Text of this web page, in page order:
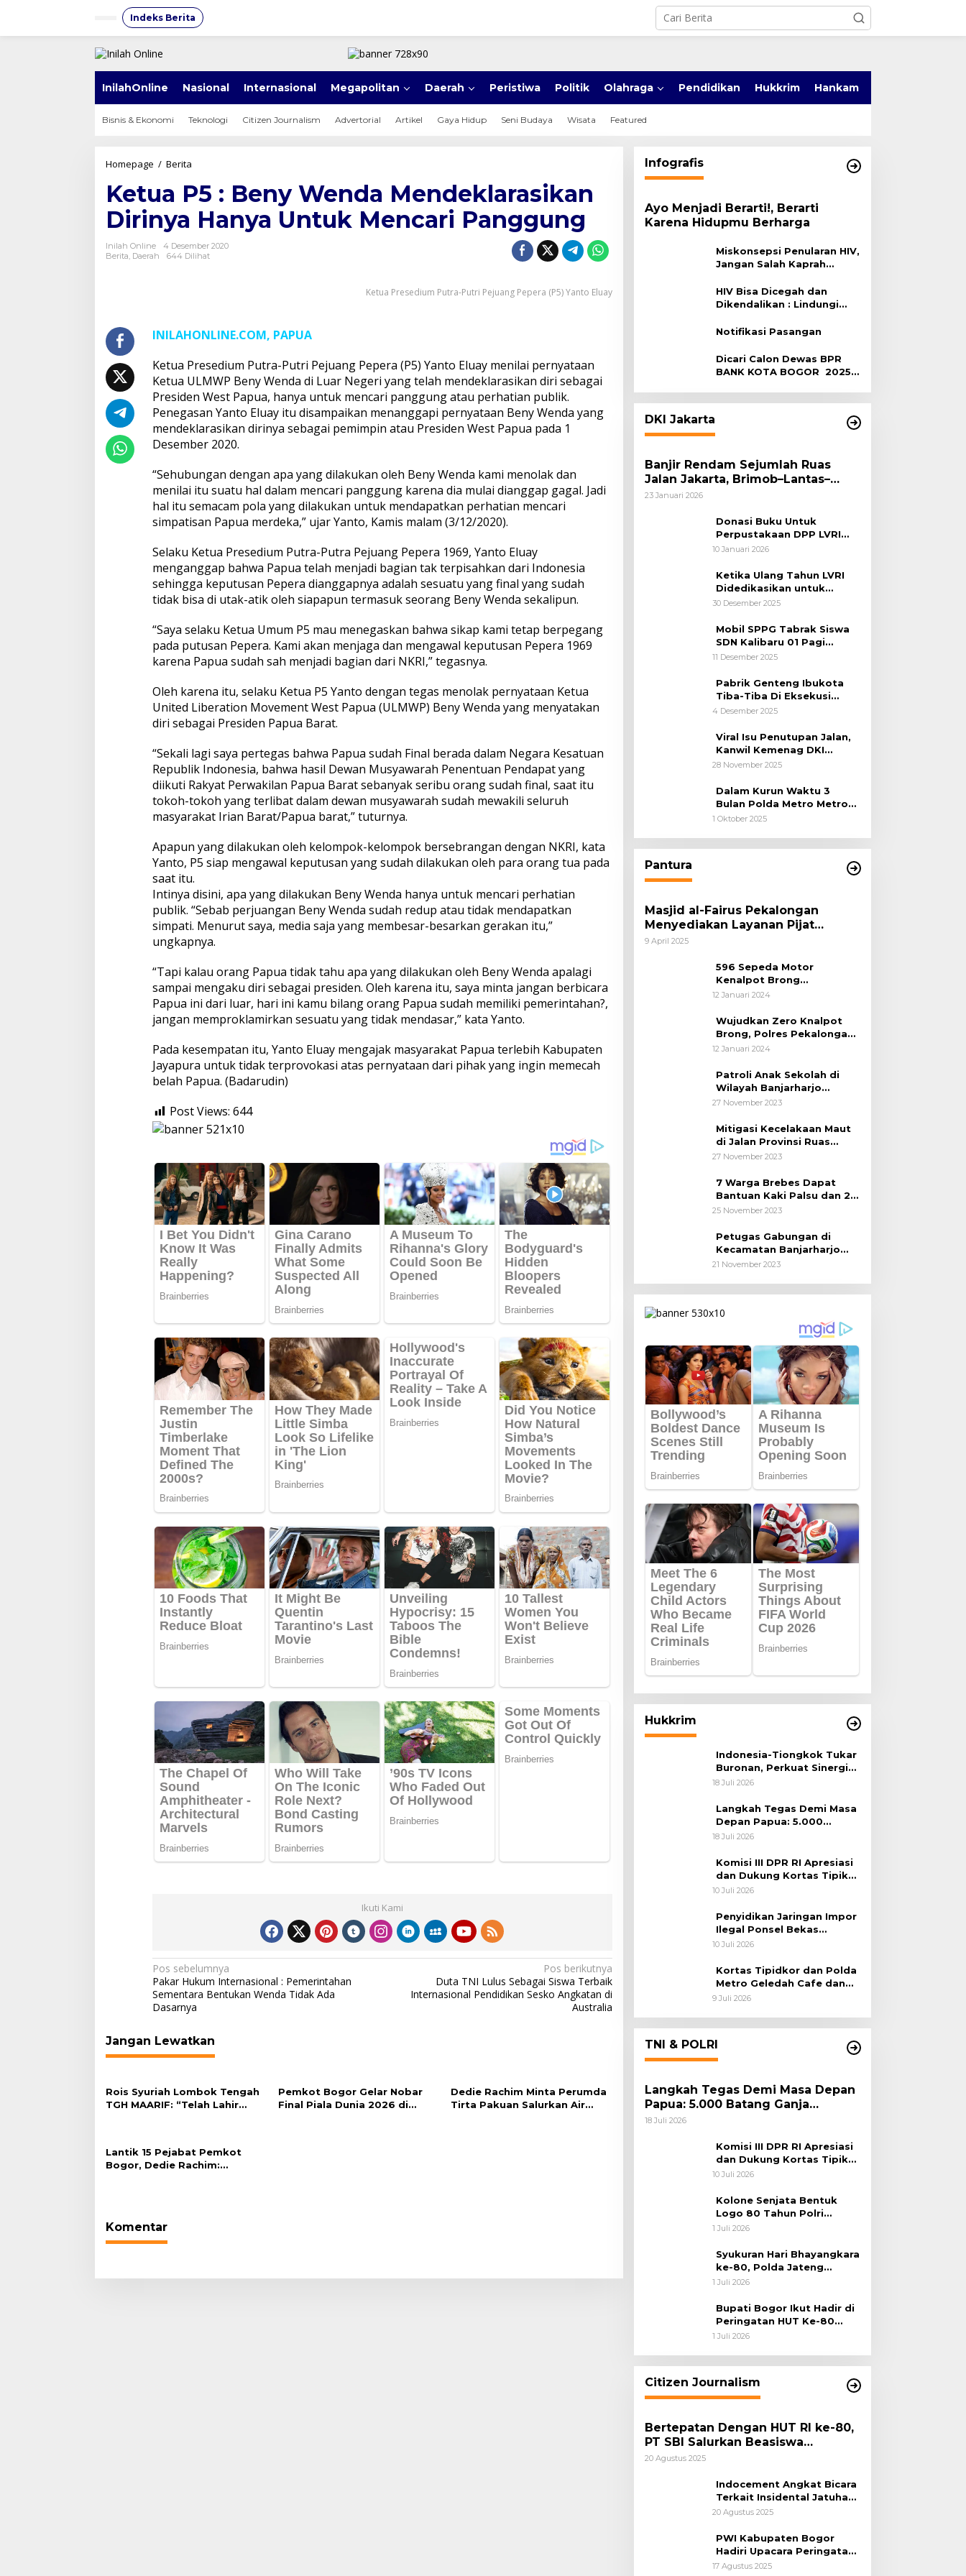
Indeks Berita
InilahOnline Nasional Internasional Megapolitan Daerah Peristiwa Politik Olahraga Pendidikan Hukkrim Hankam
Bisnis & Ekonomi Teknologi Citizen Journalism Advertorial Artikel Gaya Hidup Seni Budaya Wisata Featured
Homepage / Berita
:
Beny
Wenda
Mendeklarasikan
Dirinya
Hanya
Ketua P5 : Beny Wenda Mendeklarasikan
Dirinya Hanya Untuk Mencari Panggung
Inilah Online
4 Desember 2020
Berita, Daerah 644 Dilihat
Ketua Presedium Putra-Putri Pejuang Pepera (P5) Yanto Eluay
INILAHONLINE.COM, PAPUA
Ketua Presedium Putra-Putri Pejuang Pepera (P5) Yanto Eluay menilai pernyataan
Ketua ULMWP Beny Wenda di Luar Negeri yang telah mendeklarasikan diri sebagai
Presiden West Papua, hanya untuk mencari panggung atau perhatian publik.
Penegasan Yanto Eluay itu disampaikan menanggapi pernyataan Beny Wenda yang
mendeklarasikan dirinya sebagai pemimpin atau Presiden West Papua pada 1
Desember 2020.
“Sehubungan dengan apa yang dilakukan oleh Beny Wenda kami menolak dan
menilai itu suatu hal dalam mencari panggung karena dia mulai dianggap gagal. Jadi
hal itu semacam pola yang dilakukan untuk mendapatkan perhatian mencari
simpatisan Papua merdeka,” ujar Yanto, Kamis malam (3/12/2020).
Selaku Ketua Presedium Putra-Putra Pejuang Pepera 1969, Yanto Eluay
menganggap bahwa Papua telah menjadi bagian tak terpisahkan dari Indonesia
sehingga keputusan Pepera dianggapnya adalah sesuatu yang final yang sudah
tidak bisa di utak-atik oleh siapapun termasuk seorang Beny Wenda sekalipun.
“Saya selaku Ketua Umum P5 mau menegaskan bahwa sikap kami tetap berpegang
pada putusan Pepera. Kami akan menjaga dan mengawal keputusan Pepera 1969
karena Papua sudah sah menjadi bagian dari NKRI,” tegasnya.
Oleh karena itu, selaku Ketua P5 Yanto dengan tegas menolak pernyataan Ketua
United Liberation Movement West Papua (ULMWP) Beny Wenda yang menyatakan
diri sebagai Presiden Papua Barat.
“Sekali lagi saya pertegas bahwa Papua sudah Final berada dalam Negara Kesatuan
Republik Indonesia, bahwa hasil Dewan Musyawarah Penentuan Pendapat yang
diikuti Rakyat Perwakilan Papua Barat sebanyak seribu orang sudah final, saat itu
tokoh-tokoh yang terlibat dalam dewan musyawarah sudah mewakili seluruh
masyarakat Irian Barat/Papua barat,” tuturnya.
Apapun yang dilakukan oleh kelompok-kelompok bersebrangan dengan NKRI, kata
Yanto, P5 siap mengawal keputusan yang sudah dilakukan oleh para orang tua pada
saat itu.
Intinya disini, apa yang dilakukan Beny Wenda hanya untuk mencari perhatian
publik. “Sebab perjuangan Beny Wenda sudah redup atau tidak mendapatkan
simpati. Menurut saya, media saja yang membesar-besarkan gerakan itu,”
ungkapnya.
“Tapi kalau orang Papua tidak tahu apa yang dilakukan oleh Beny Wenda apalagi
sampai mengaku diri sebagai presiden. Oleh karena itu, saya minta jangan berbicara
Papua ini dari luar, hari ini kamu bilang orang Papua sudah memiliki pemerintahan?,
jangan memproklamirkan sesuatu yang tidak mendasar,” kata Yanto.
Pada kesempatan itu, Yanto Eluay mengajak masyarakat Papua terlebih Kabupaten
Jayapura untuk tidak terprovokasi atas pernyataan dari pihak yang ingin memecah
belah Papua. (Badarudin)
Post Views: 644
Ikuti Kami
Navigasi
pos
Pos sebelumnya
Pakar Hukum Internasional : Pemerintahan
Sementara Bentukan Wenda Tidak Ada
Dasarnya
Pos berikutnya
Duta TNI Lulus Sebagai Siswa Terbaik
Internasional Pendidikan Sesko Angkatan di
Australia
Jangan Lewatkan
Rois Syuriah Lombok Tengah
TGH MAARIF: “Telah Lahir
Pemkot Bogor Gelar Nobar
Final Piala Dunia 2026 di
Dedie Rachim Minta Perumda
Tirta Pakuan Salurkan Air
Lantik 15 Pejabat Pemkot
Bogor, Dedie Rachim:
Komentar
Infografis
Ayo Menjadi Berarti!, Berarti
Karena Hidupmu Berharga
Miskonsepsi Penularan HIV,
Jangan Salah Kaprah
HIV Bisa Dicegah dan
Dikendalikan : Lindungi
Notifikasi Pasangan
Dicari Calon Dewas BPR
BANK KOTA BOGOR 2025-
DKI Jakarta
Banjir Rendam Sejumlah Ruas
Jalan Jakarta, Brimob–Lantas–
Polair PMJ Bergerak Cepat, Polri
23 Januari 2026
Donasi Buku Untuk
Perpustakaan DPP LVRI
Terus Mengalir
10 Januari 2026
Ketika Ulang Tahun LVRI
Didedikasikan untuk
Kemanusiaan
30 Desember 2025
Mobil SPPG Tabrak Siswa
SDN Kalibaru 01 Pagi
Cilincing Jakarta Utara
11 Desember 2025
Pabrik Genteng Ibukota
Tiba-Tiba Di Eksekusi
Jurusita Pengadilan Negeri
Hukum Sejak Awal
4 Desember 2025
Viral Isu Penutupan Jalan,
Kanwil Kemenag DKI
Jakarta Luruskan Fakta
28 November 2025
Dalam Kurun Waktu 3
Bulan Polda Metro Metro
Ungkap 1,14 Ton Narkoba
1 Oktober 2025
Pantura
Masjid al-Fairus Pekalongan
Menyediakan Layanan Pijat
hingga Potong Rambut Gratis bagi
9 April 2025
596 Sepeda Motor
Kenalpot Brong
Diamankan Polres
12 Januari 2024
Wujudkan Zero Knalpot
Brong, Polres Pekalongan
Kota Berikan Edukasi
12 Januari 2024
Patroli Anak Sekolah di
Wilayah Banjarharjo
Brebes
27 November 2023
Mitigasi Kecelakaan Maut
di Jalan Provinsi Ruas
Banjarharjo-Salem
27 November 2023
7 Warga Brebes Dapat
Bantuan Kaki Palsu dan 2
Operasi Bibir Sumbing
25 November 2023
Petugas Gabungan di
Kecamatan Banjarharjo
Patroli Anak Sekolah
21 November 2023
Hukkrim
Indonesia-Tiongkok Tukar
Buronan, Perkuat Sinergi
Penegakan Hukum Lintas
18 Juli 2026
Langkah Tegas Demi Masa
Depan Papua: 5.000
Batang Ganja Berhasil
Habema
18 Juli 2026
Komisi III DPR RI Apresiasi
dan Dukung Kortas Tipikor
Polri Usut Dugaan Korupsi
10 Juli 2026
Penyidikan Jaringan Impor
Ilegal Ponsel Bekas
Rampung, Tiga Tersangka
10 Juli 2026
Kortas Tipidkor dan Polda
Metro Geledah Cafe dan
Money Changer
9 Juli 2026
TNI & POLRI
Langkah Tegas Demi Masa Depan
Papua: 5.000 Batang Ganja
Berhasil Diungkap Koops TNI
18 Juli 2026
Komisi III DPR RI Apresiasi
dan Dukung Kortas Tipikor
Polri Usut Dugaan Korupsi
10 Juli 2026
Kolone Senjata Bentuk
Logo 80 Tahun Polri
Warnai Upacara Hari
1 Juli 2026
Syukuran Hari Bhayangkara
ke-80, Polda Jateng
Teguhkan Semangat
Kebersamaan
1 Juli 2026
Bupati Bogor Ikut Hadir di
Peringatan HUT Ke-80
Bhayangkara, Sinergi Polri
1 Juli 2026
Citizen Journalism
Bertepatan Dengan HUT RI ke-80,
PT SBI Salurkan Beasiswa
Pendidikan Kepada 500 Pelajar
20 Agustus 2025
Indocement Angkat Bicara
Terkait Insidental Jatuhan
Debu Semen Pabrik
20 Agustus 2025
PWI Kabupaten Bogor
Hadiri Upacara Peringatan
HUT Ke-80 Kemerdekaan
17 Agustus 2025